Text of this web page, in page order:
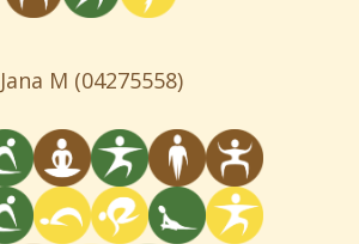
Jana M (04275558)